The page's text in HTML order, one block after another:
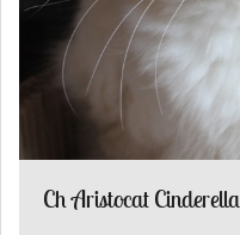
Ch Aristocat Cinderella